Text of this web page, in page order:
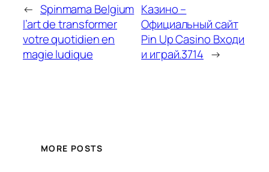
← Spinmama Belgium
l’art de transformer
votre quotidien en
magie ludique
Казино –
Официальный сайт
Pin Up Casino Входи
и играй.3714 →
MORE POSTS